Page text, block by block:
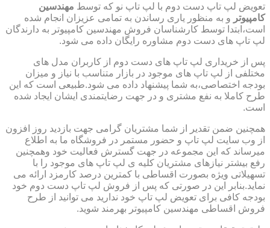
تعویض لپ تاپ دست دوم با لپ تاپ نو که توسط مهندسین
کامپیوتر و به منظور یاری رساندن به تمامی عزیزان انجام شده
است،ابتدا توسط کارشناسان فروش مهندسین کامپیوتر به دارندگان
لپ تاپ های دست دوم مشاوره رایگان داده می شود.
پس از خریداری لپ تاپ های دست دوم از کاربران مدل های
مختلفی از لپ تاپ های موجود در بازار متناسب با نیاز و میزان
بودجه اختصاصی،به شما پیشنهاد داده می شود.طبیعی است که این
طرح کاملا به نفع مشتری و در جهت رضایتمندی ایشان ایجاد شده
است.
همچنین ضمن تقدیر از شما مشتریان گرامی جهت بازدید روز افزون
از وب سایت لپ تاپ و حضور مستمر در فروشگاه ما به اطلاع
میرساند که این مجموعه در جهت گسترش فعالیت خود وهمچنین
رفع بیشتر نیازهای مشتریان کلیه ی لپ تاپ های موجود را با
تسهیلاتی ویژه بصورت اقساطی با کمترین درصد کارمزد ارائه می
نماید.بنابر این در صورتی که پس از فروش لپ تاپ دست دوم خود
بودجه کافی برای تعویض لپ تاپ خود ندارید می توانید از طرح
فروش اقساطی مهندسین کامپیوتر بهرمند شوید.